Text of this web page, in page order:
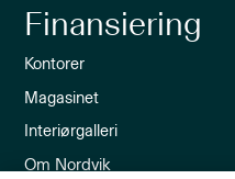
Finansiering
Kontorer
Magasinet
Interiørgalleri
Om Nordvik